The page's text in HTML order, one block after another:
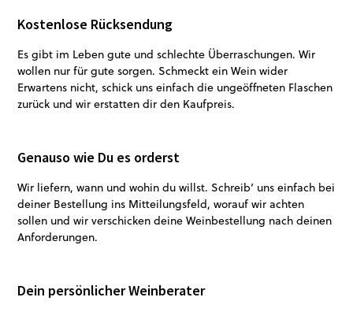
Kostenlose Rücksendung
Es gibt im Leben gute und schlechte Überraschungen. Wir
wollen nur für gute sorgen. Schmeckt ein Wein wider
Erwartens nicht, schick uns einfach die ungeöffneten Flaschen
zurück und wir erstatten dir den Kaufpreis.
Genauso wie Du es orderst
Wir liefern, wann und wohin du willst. Schreib‘ uns einfach bei
deiner Bestellung ins Mitteilungsfeld, worauf wir achten
sollen und wir verschicken deine Weinbestellung nach deinen
Anforderungen.
Dein persönlicher Weinberater